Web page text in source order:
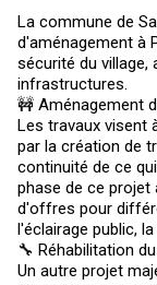
La commune de Sarra di Farru a entrepris plusieurs projets
d'aménagement à
sécurité du village,
infrastructures.
🚧 Aménagement
Les travaux visent
par la création de
continuité de ce
phase de ce projet
d'offres pour
l'éclairage public,
🔧 Réhabilitation
Un autre projet